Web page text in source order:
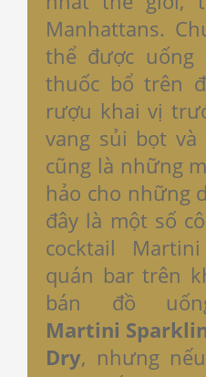
Manhattans.
thể được
thuốc bổ trên
rượu khai vị
vang sủi bọt và
cũng là những
hảo cho những
đây là một số
cocktail
quán bar trên
bán đồ
Martini
Dry, nhưng